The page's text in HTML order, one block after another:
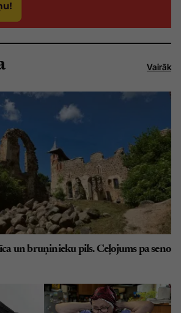
Vairāk
un bruņinieku pils. Ceļojums pa seno